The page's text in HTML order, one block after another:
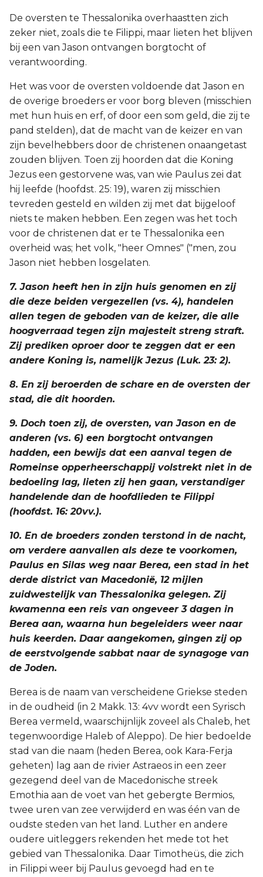
De oversten te Thessalonika overhaastten zich
zeker niet, zoals die te Filippi, maar lieten het blijven
bij een van Jason ontvangen borgtocht of
verantwoording.
Het was voor de oversten voldoende dat Jason en
de overige broeders er voor borg bleven (misschien
met hun huis en erf, of door een som geld, die zij te
pand stelden), dat de macht van de keizer en van
zijn bevelhebbers door de christenen onaangetast
zouden blijven. Toen zij hoorden dat die Koning
Jezus een gestorvene was, van wie Paulus zei dat
hij leefde (hoofdst. 25: 19), waren zij misschien
tevreden gesteld en wilden zij met dat bijgeloof
niets te maken hebben. Een zegen was het toch
voor de christenen dat er te Thessalonika een
overheid was; het volk, "heer Omnes" ("men, zou
Jason niet hebben losgelaten.
7. Jason heeft hen in zijn huis genomen en zij
die deze beiden vergezellen (vs. 4), handelen
allen tegen de geboden van de keizer, die alle
hoogverraad tegen zijn majesteit streng straft.
Zij prediken oproer door te zeggen dat er een
andere Koning is, namelijk Jezus (Luk. 23: 2).
8. En zij beroerden de schare en de oversten der
stad, die dit hoorden.
9. Doch toen zij, de oversten, van Jason en de
anderen (vs. 6) een borgtocht ontvangen
hadden, een bewijs dat een aanval tegen de
Romeinse opperheerschappij volstrekt niet in de
bedoeling lag, lieten zij hen gaan, verstandiger
handelende dan de hoofdlieden te Filippi
(hoofdst. 16: 20vv.).
10. En de broeders zonden terstond in de nacht,
om verdere aanvallen als deze te voorkomen,
Paulus en Silas weg naar Berea, een stad in het
derde district van Macedonië, 12 mijlen
zuidwestelijk van Thessalonika gelegen. Zij
kwamenna een reis van ongeveer 3 dagen in
Berea aan, waarna hun begeleiders weer naar
huis keerden. Daar aangekomen, gingen zij op
de eerstvolgende sabbat naar de synagoge van
de Joden.
Berea is de naam van verscheidene Griekse steden
in de oudheid (in 2 Makk. 13: 4vv wordt een Syrisch
Berea vermeld, waarschijnlijk zoveel als Chaleb, het
tegenwoordige Haleb of Aleppo). De hier bedoelde
stad van die naam (heden Berea, ook Kara-Ferja
geheten) lag aan de rivier Astraeos in een zeer
gezegend deel van de Macedonische streek
Emothia aan de voet van het gebergte Bermios,
twee uren van zee verwijderd en was één van de
oudste steden van het land. Luther en andere
oudere uitleggers rekenden het mede tot het
gebied van Thessalonika. Daar Timotheüs, die zich
in Filippi weer bij Paulus gevoegd had en te